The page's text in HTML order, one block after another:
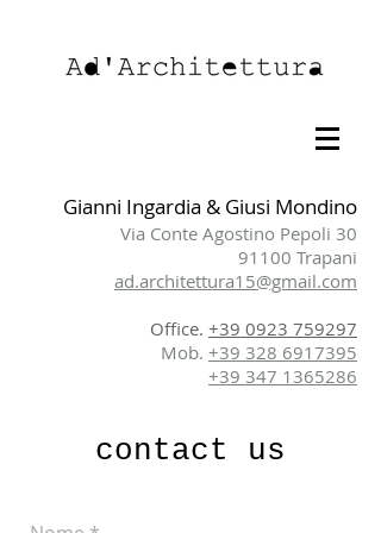
Gianni Ingardia & Giusi Mondino
Via Conte Agostino Pepoli 30
91100 Trapani
ad.architettura15@gmail.com
Office. +39 0923 759297
Mob. +39 328 6917395
+39 347 1365286
contact us